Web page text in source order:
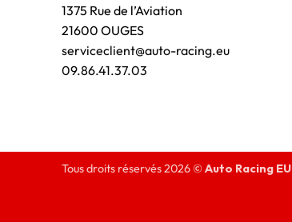
1375 Rue de l’Aviation
21600 OUGES
serviceclient@auto-racing.eu
09.86.41.37.03
Tous droits réservés 2026 © Auto Racing EU